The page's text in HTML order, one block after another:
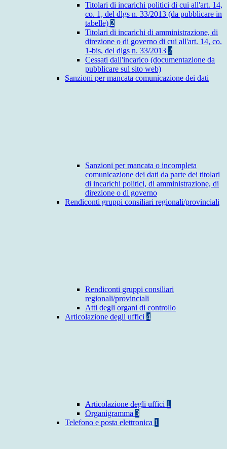
Titolari di incarichi politici di cui all'art. 14,
co. 1, del dlgs n. 33/2013 (da pubblicare in
tabelle) 2
Titolari di incarichi di amministrazione, di
direzione o di governo di cui all'art. 14, co.
1-bis, del dlgs n. 33/2013 2
Cessati dall'incarico (documentazione da
pubblicare sul sito web)
Sanzioni per mancata comunicazione dei dati
Sanzioni per mancata o incompleta
comunicazione dei dati da parte dei titolari
di incarichi politici, di amministrazione, di
direzione o di governo
Rendiconti gruppi consiliari regionali/provinciali
Rendiconti gruppi consiliari
regionali/provinciali
Atti degli organi di controllo
Articolazione degli uffici 4
Articolazione degli uffici 1
Organigramma 3
Telefono e posta elettronica 1